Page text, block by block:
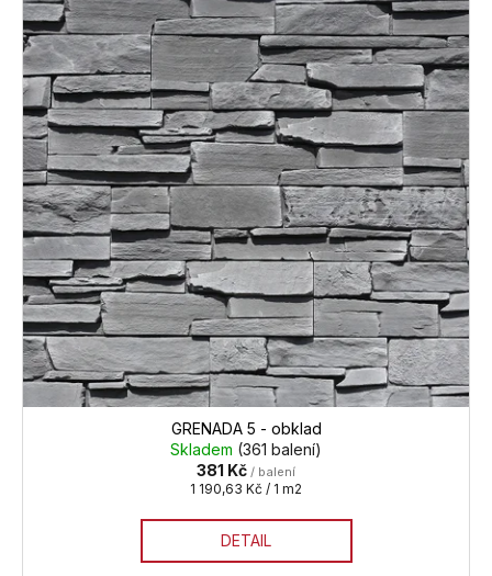
GRENADA 5 - obklad
Skladem (361 balení)
381 Kč / balení
Měrná
1 190,63 Kč / 1 m2
DETAIL